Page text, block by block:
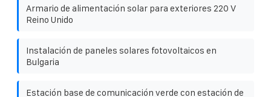
Armario de alimentación solar para exteriores 220 V
Reino Unido
Instalación de paneles solares fotovoltaicos en
Bulgaria
Estación base de comunicación verde con estación de